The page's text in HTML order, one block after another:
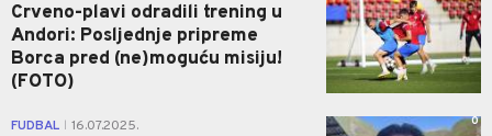
Crveno-plavi odradili trening u
Andori: Posljednje pripreme
Borca pred (ne)moguću misiju!
(FOTO)
FUDBAL 16.07.2025. 0